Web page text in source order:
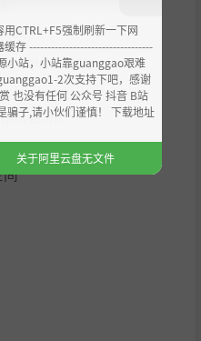
刺和掩体，你甚至能用剑挡
原地不动！
equivalent
间
CTRL+F5强制刷新一下网
存 ----------------------------------
小站，小站靠guanggao艰难
2次支持下吧，感谢
也没有任何 公众号 抖音 B站
骗子,请小伙们谨慎！ 下载地址
关于阿里云盘无文件